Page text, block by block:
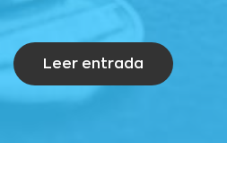
Leer entrada